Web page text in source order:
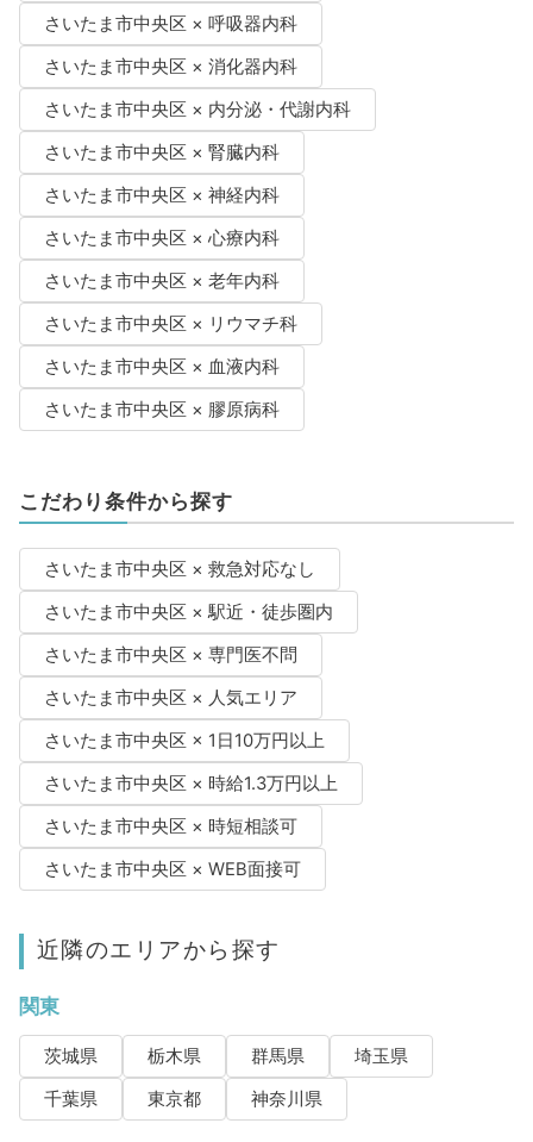
さいたま市中央区 × 呼吸器内科
さいたま市中央区 × 消化器内科
さいたま市中央区 × 内分泌・代謝内科
さいたま市中央区 × 腎臓内科
さいたま市中央区 × 神経内科
さいたま市中央区 × 心療内科
さいたま市中央区 × 老年内科
さいたま市中央区 × リウマチ科
さいたま市中央区 × 血液内科
さいたま市中央区 × 膠原病科
こだわり条件から探す
さいたま市中央区 × 救急対応なし
さいたま市中央区 × 駅近・徒歩圏内
さいたま市中央区 × 専門医不問
さいたま市中央区 × 人気エリア
さいたま市中央区 × 1日10万円以上
さいたま市中央区 × 時給1.3万円以上
さいたま市中央区 × 時短相談可
さいたま市中央区 × WEB面接可
近隣のエリアから探す
関東
茨城県 栃木県 群馬県
埼玉県
千葉県
東京都 神奈川県